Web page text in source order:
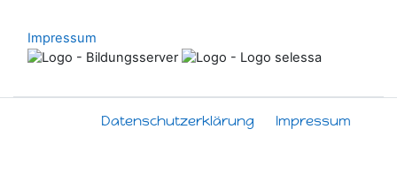
Impressum
Datenschutzerklärung Impressum